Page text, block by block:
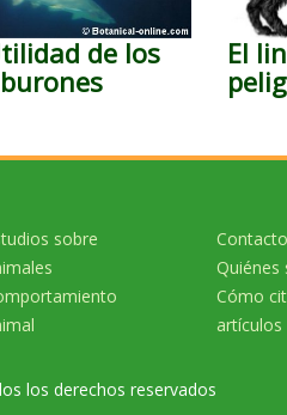
de los
El
sobre
Contacto
Quiénes
Cómo
artículos
los derechos reservados